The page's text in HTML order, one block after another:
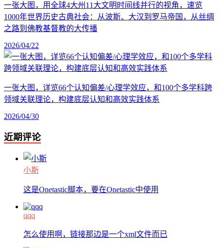
一张大图，用全球4大州11大文明时间线并行的视角，速览
1000年世界历史古典社会：从波斯、大汉到罗马帝国，从丝绸
之路到佛教基督教的大传播
2026/04/22
一张大图，详览66个认知偏差/心理学效应，和100个多学科跨
领域关联理论，构建底层认知和高效实践体系
2026/04/30
近期评论
小斯
这是Onetastic脚本，要在Onetastic中使用
qqq
怎么使用啊，链接那边是一个xml文件而已